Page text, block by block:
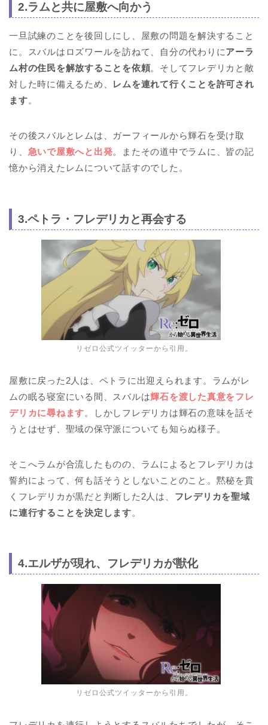
2.ラムと共に屋敷へ向かう
一旦試練のことを後回しにし、屋敷の問題を解決すること
に。スバルはロズワールを訪ねて、自分の代わりにアーラ
ム村の住民を解放することを依頼。そしてフレデリカと敵
対した時に備えるため、 レムを連れて行くことを許可され
ます。
その後スバルとレムは、ガーフィールから輝石を受け取
り、 急いで屋敷へと出発。またその道中でラムに、皆の記
憶から消えたレムについて話すのでした。
3.ペトラ・フレデリカと再会する
リゼロ公式ツイッターから引用。
屋敷に戻った2人は、ペトラに出迎えられます。ラムがレ
ムの眠る寝室にいる間、スバルは輝石を渡した真意をフレ
デリカに尋ねます。しかしフレデリカは輝石の意味を話そ
うとはせず、聖域の保守派についても知らぬ様子。
そこへラムが合流したものの、ラムによるとフレデリカは
誓約によって、何も話そうとしないことのこと。黙秘を貫
くフレデリカが黒だと判断した2人は、 フレデリカを聖域
に連行することを決定します。
4.エルザが現れ、フレデリカが獣化
リゼロ公式ツイッターから引用。